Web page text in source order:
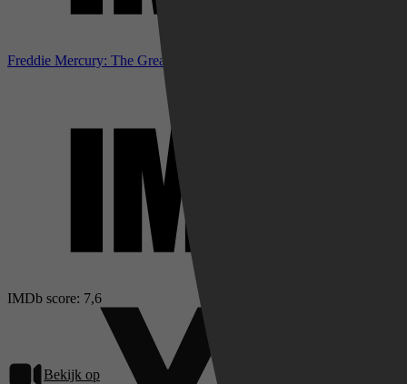
Freddie Mercury: The Great Pretender bij IMDb
IMDb score: 7,6
Bekijk op